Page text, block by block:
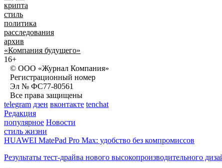
крипта
стиль
политика
расследования
архив
«Компания будущего»
16+
© ООО «Журнал Компания»
Регистрационный номер
Эл № ФС77-80561
Все права защищены
telegram дзен вконтакте tenchat
Редакция
популярное Новости
стиль жизни
HUAWEI MatePad Pro Max: удобство без компромиссов
Результаты тест-драйва нового высокопроизводительного